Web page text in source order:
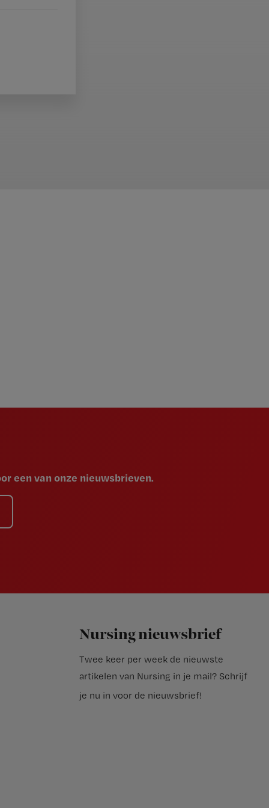
een van onze nieuwsbrieven.
Nursing nieuwsbrief
Twee keer per week de nieuwste
artikelen van Nursing in je mail? Schrijf
je nu in voor de nieuwsbrief!